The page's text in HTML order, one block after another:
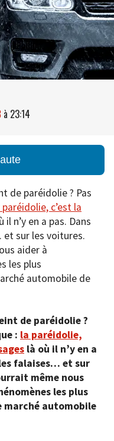
à 23:14
de paréidolie ? Pas
paréidolie, c’est la
il n’y en a pas. Dans
et sur les voitures.
aider à
les plus
automobile de
de paréidolie ?
: la paréidolie,
là où il n’y en a
falaises… et sur
même nous
les plus
marché automobile